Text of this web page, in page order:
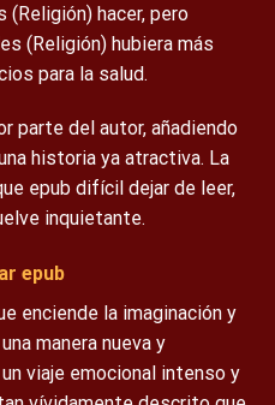
hacer, pero
(Religión) hubiera más
para la salud.
parte del autor, añadiendo
historia ya atractiva. La
epub difícil dejar de leer,
inquietante.
epub
enciende la imaginación y
manera nueva y
viaje emocional intenso y